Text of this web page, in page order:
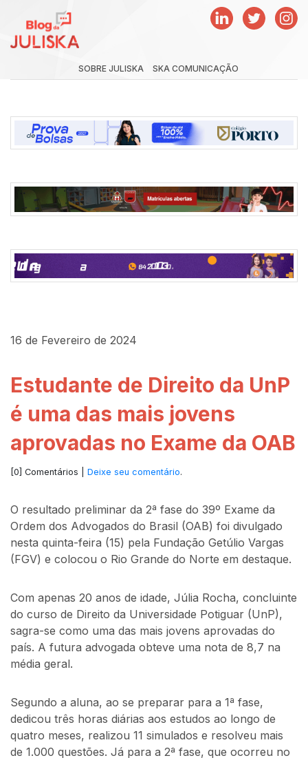
SOBRE JULISKA SKA COMUNICAÇÃO
16 de Fevereiro de 2024
Estudante de Direito da UnP
é uma das mais jovens
aprovadas no Exame da OAB
[0] Comentários | Deixe seu comentário.
O resultado preliminar da 2ª fase do 39º Exame da
Ordem dos Advogados do Brasil (OAB) foi divulgado
nesta quinta-feira (15) pela Fundação Getúlio Vargas
(FGV) e colocou o Rio Grande do Norte em destaque.
Com apenas 20 anos de idade, Júlia Rocha, concluinte
do curso de Direito da Universidade Potiguar (UnP),
sagra-se como uma das mais jovens aprovadas do
país. A futura advogada obteve uma nota de 8,7 na
média geral.
Segundo a aluna, ao se preparar para a 1ª fase,
dedicou três horas diárias aos estudos ao longo de
quatro meses, realizou 11 simulados e resolveu mais
de 1.000 questões. Já para a 2ª fase, que ocorreu no